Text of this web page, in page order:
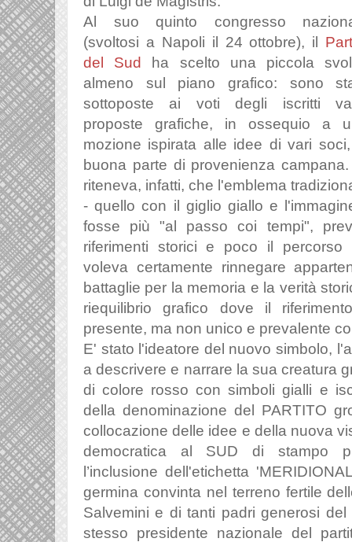
Al suo quinto congresso
(svoltosi a Napoli il 24 ottobre), il
del Sud ha scelto una piccola
almeno sul piano grafico: sono
sottoposte ai voti degli iscritti
proposte grafiche, in ossequio a
mozione ispirata alle idee di vari
buona parte di provenienza
riteneva, infatti, che l'emblema
- quello con il giglio giallo e
fosse più "al passo coi tempi",
riferimenti storici e poco il percorso
voleva certamente rinnegare
battaglie per la memoria e la verità
riequilibrio grafico dove il
presente, ma non unico e prevalente
E' stato l'ideatore del nuovo simbolo,
a descrivere e narrare la sua creatura
di colore rosso con simboli gialli e
della denominazione del PARTITO
collocazione delle idee e della nuova
democratica al SUD di stampo
l’inclusione dell'etichetta
germina convinta nel terreno fertile
Salvemini e di tanti padri generosi
stesso presidente nazionale del